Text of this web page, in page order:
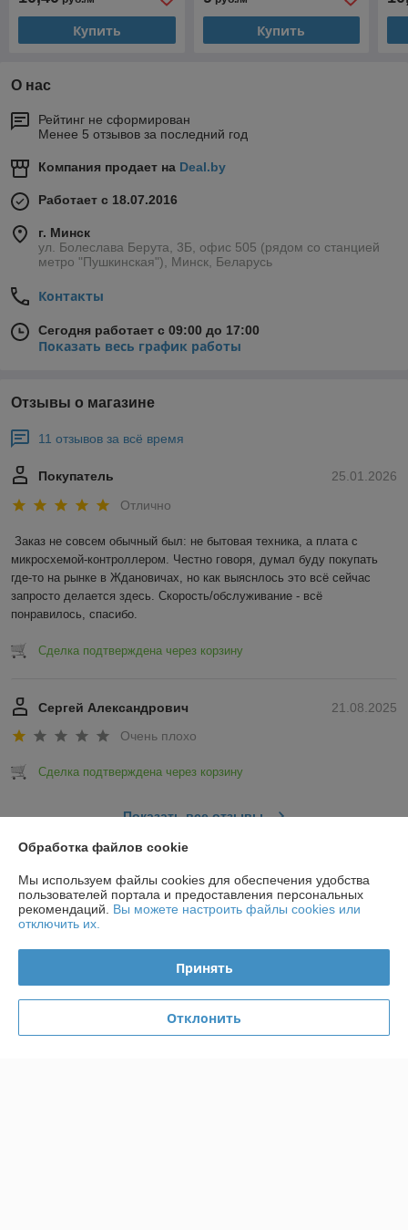
Купить Купить
О нас
Рейтинг не сформирован
Менее 5 отзывов за последний год
Компания продает на Deal.by
Работает с 18.07.2016
г. Минск
ул. Болеслава Берута, 3Б, офис 505 (рядом со станцией
метро "Пушкинская"), Минск, Беларусь
Контакты
Сегодня работает с 09:00 до 17:00
Показать весь график работы
Отзывы о магазине
11 отзывов за всё время
25.01.2026
Покупатель
Отлично
Заказ не совсем обычный был: не бытовая техника, а плата с
микросхемой-контроллером. Честно говоря, думал буду покупать
где-то на рынке в Ждановичах, но как выяснлось это всё сейчас
запросто делается здесь. Скорость/обслуживание - всё
понравилось, спасибо.
Сделка подтверждена через корзину
21.08.2025
Сергей Александрович
Очень плохо
Сделка подтверждена через корзину
Показать все отзывы
О нас
Контакты
Обработка файлов cookie
Мы используем файлы cookies для обеспечения удобства
пользователей портала и предоставления персональных
рекомендаций. Вы можете настроить файлы cookies или
отключить их.
Принять
Отклонить